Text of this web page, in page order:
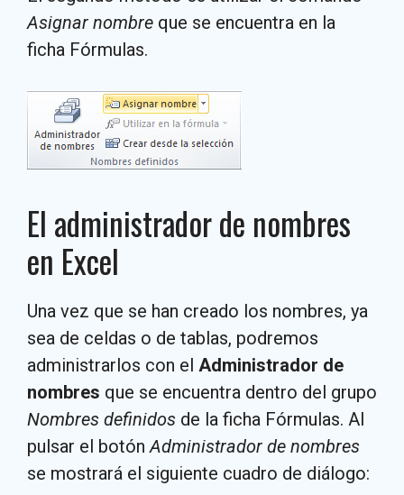
Asignar nombre que se encuentra en la
ficha Fórmulas.
El administrador de nombres
en Excel
Una vez que se han creado los nombres, ya
sea de celdas o de tablas, podremos
administrarlos con el Administrador de
nombres que se encuentra dentro del grupo
Nombres definidos de la ficha Fórmulas. Al
pulsar el botónAdministrador de nombres
se mostrará el siguiente cuadro de diálogo: